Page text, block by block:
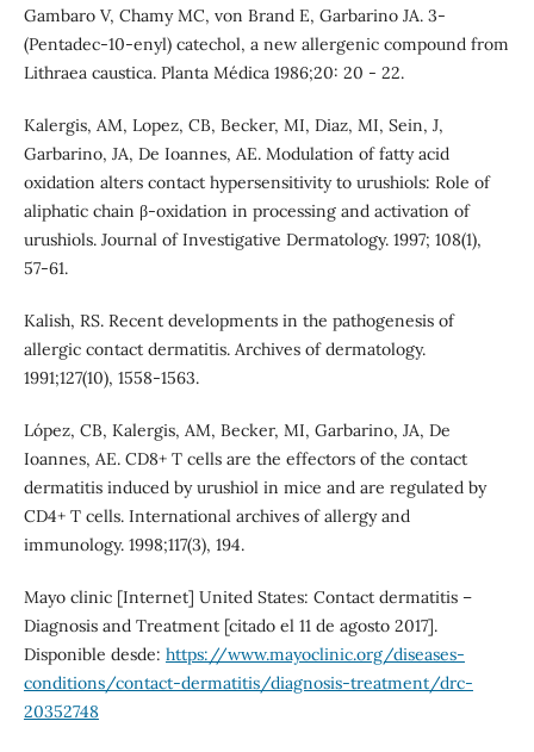
Gambaro V, Chamy MC, von Brand E, Garbarino JA. 3-
(Pentadec-10-enyl) catechol, a new allergenic compound from
Lithraea caustica. Planta Médica 1986;20: 20 - 22.
Kalergis, AM, Lopez, CB, Becker, MI, Diaz, MI, Sein, J,
Garbarino, JA, De Ioannes, AE. Modulation of fatty acid
oxidation alters contact hypersensitivity to urushiols: Role of
aliphatic chain β-oxidation in processing and activation of
urushiols. Journal of Investigative Dermatology. 1997; 108(1),
57-61.
Kalish, RS. Recent developments in the pathogenesis of
allergic contact dermatitis. Archives of dermatology.
1991;127(10), 1558-1563.
López, CB, Kalergis, AM, Becker, MI, Garbarino, JA, De
Ioannes, AE. CD8+ T cells are the effectors of the contact
dermatitis induced by urushiol in mice and are regulated by
CD4+ T cells. International archives of allergy and
immunology. 1998;117(3), 194.
Mayo clinic [Internet] United States: Contact dermatitis –
Diagnosis and Treatment [citado el 11 de agosto 2017].
Disponible desde: https://www.mayoclinic.org/diseases-
conditions/contact-dermatitis/diagnosis-treatment/drc-
20352748